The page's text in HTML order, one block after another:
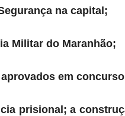
na capital;
Militar do Maranhão;
em
prisional; a